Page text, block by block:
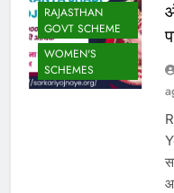
RAJASTHAN
GOVT SCHEME
WOMEN'S
SCHEMES